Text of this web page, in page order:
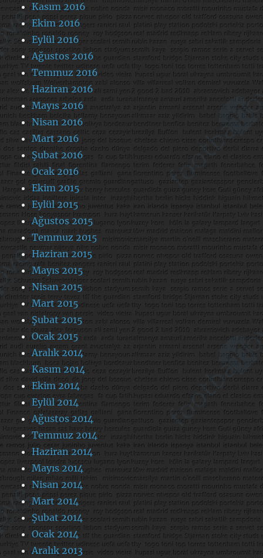
Kasım 2016
Ekim 2016
Eylül 2016
Ağustos 2016
Temmuz 2016
Haziran 2016
Mayıs 2016
Nisan 2016
Mart 2016
Şubat 2016
Ocak 2016
Ekim 2015
Eylül 2015
Ağustos 2015
Temmuz 2015
Haziran 2015
Mayıs 2015
Nisan 2015
Mart 2015
Şubat 2015
Ocak 2015
Aralık 2014
Kasım 2014
Ekim 2014
Eylül 2014
Ağustos 2014
Temmuz 2014
Haziran 2014
Mayıs 2014
Nisan 2014
Mart 2014
Şubat 2014
Ocak 2014
Aralık 2013